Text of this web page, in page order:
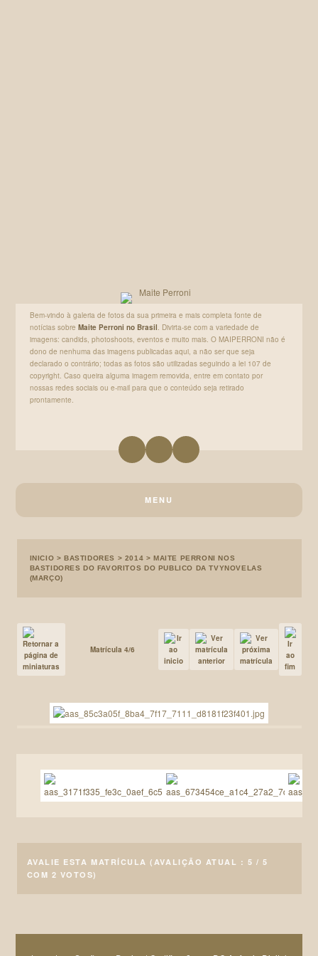
Galeria MaiPerroni
Bem-vindo à galeria de fotos da sua primeira e mais completa fonte de
notícias sobreMaite Perroni no Brasil . Divirta-se com a variedade de
imagens: candids, photoshoots, eventos e muito mais. O MAIPERRONI não é
dono de nenhuma das imagens publicadas aqui, a não ser que seja
declarado o contrário; todas as fotos são utilizadas seguindo a lei 107 de
copyright. Caso queira alguma imagem removida, entre em contato por
nossas redes sociais ou e-mail para que o conteúdo seja retirado
prontamente.
MENU
INICIO > BASTIDORES > 2014 > MAITE PERRONI NOS
BASTIDORES DO FAVORITOS DO PUBLICO DA TVYNOVELAS
(MARÇO)
Matrícula 4/6
AVALIE ESTA MATRÍCULA(AVALIÇÃO ATUAL : 5 / 5
COM 2 VOTOS)